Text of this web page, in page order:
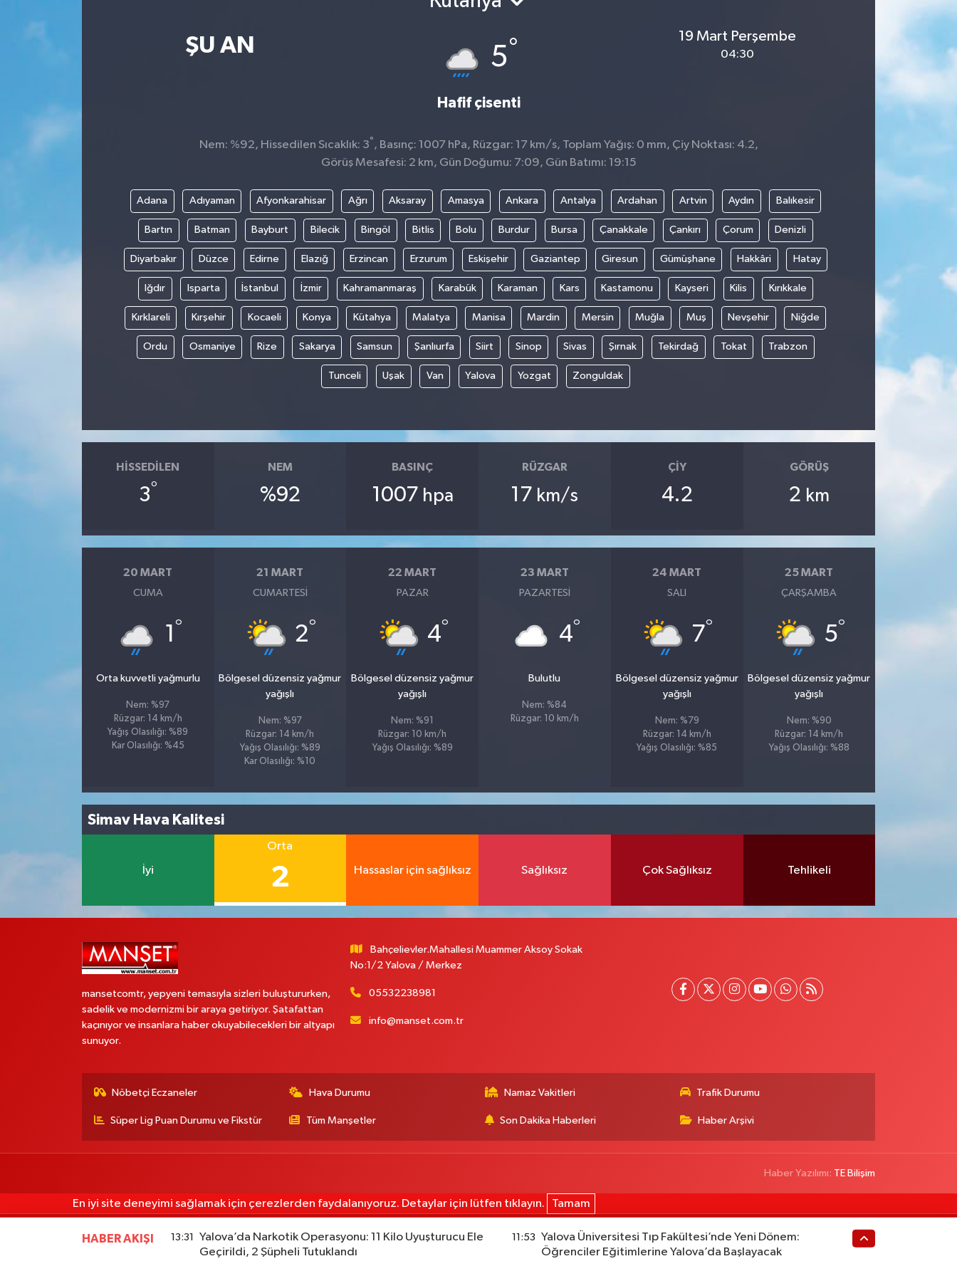
ŞU AN 5°
Hafif çisenti
19 Mart Perşembe
04:30
Nem: %92, Hissedilen Sıcaklık: 3° , Basınç: 1007 hPa, Rüzgar: 17 km/s, Toplam Yağış: 0 mm, Çiy Noktası: 4.2,
Görüş Mesafesi: 2 km, Gün Doğumu: 7:09, Gün Batımı: 19:15
Adana Adıyaman Afyonkarahisar Ağrı Aksaray Amasya Ankara Antalya Ardahan Artvin Aydın Balıkesir
Bartın Batman Bayburt Bilecik Bingöl Bitlis Bolu Burdur Bursa Çanakkale Çankırı Çorum Denizli
Diyarbakır Düzce Edirne Elazığ Erzincan Erzurum Eskişehir Gaziantep Giresun Gümüşhane Hakkâri Hatay
Iğdır Isparta İstanbul İzmir Kahramanmaraş Karabük Karaman Kars Kastamonu Kayseri Kilis Kırıkkale
Kırklareli Kırşehir Kocaeli Konya Kütahya Malatya Manisa Mardin Mersin Muğla Muş Nevşehir Niğde
Ordu Osmaniye Rize Sakarya Samsun Şanlıurfa Siirt Sinop Sivas Şırnak Tekirdağ Tokat Trabzon
Tunceli Uşak Van Yalova Yozgat Zonguldak
HISSEDILEN
3°
NEM
%92
BASINÇ
1007 hpa
RÜZGAR
17 km/s
ÇIY
4.2
GÖRÜŞ
2 km
20 MART
CUMA
1 °
Orta kuvvetli yağmurlu
Nem: %97
Rüzgar: 14 km/h
Yağış Olasılığı: %89
Kar Olasılığı: %45
21 MART
CUMARTESI
2°
Bölgesel düzensiz yağmur
yağışlı
Nem: %97
Rüzgar: 14 km/h
Yağış Olasılığı: %89
Kar Olasılığı: %10
22 MART
PAZAR
4°
Bölgesel düzensiz yağmur
yağışlı
Nem: %91
Rüzgar: 10 km/h
Yağış Olasılığı: %89
23 MART
PAZARTESI
4°
Bulutlu
Nem: %84
Rüzgar: 10 km/h
24 MART
SALI
7°
Bölgesel düzensiz yağmur
yağışlı
Nem: %79
Rüzgar: 14 km/h
Yağış Olasılığı: %85
25 MART
ÇARŞAMBA
5°
Bölgesel düzensiz yağmur
yağışlı
Nem: %90
Rüzgar: 14 km/h
Yağış Olasılığı: %88
Simav Hava Kalitesi
İyi
Orta
2 Hassaslar için sağlıksız Sağlıksız Çok Sağlıksız Tehlikeli
mansetcomtr, yepyeni temasıyla sizleri buluştururken,
sadelik ve modernizmi bir araya getiriyor. Şatafattan
kaçınıyor ve insanlara haber okuyabilecekleri bir altyapı
sunuyor.
Bahçelievler.Mahallesi Muammer Aksoy Sokak
No:1/2 Yalova / Merkez
05532238981
info@manset.com.tr
Nöbetçi Eczaneler Hava Durumu Namaz Vakitleri Trafik Durumu
Süper Lig Puan Durumu ve Fikstür Tüm Manşetler Son Dakika Haberleri Haber Arşivi
Haber Yazılımı: TE Bilişim
En iyi site deneyimi sağlamak için çerezlerden faydalanıyoruz. Detaylar için lütfen tıklayın. Tamam
HABER AKIŞI 13:31
Yalova’da Narkotik Operasyonu: 11 Kilo Uyuşturucu Ele
Geçirildi, 2 Şüpheli Tutuklandı
11:53
Yalova Üniversitesi Tıp Fakültesi’nde Yeni Dönem:
Öğrenciler Eğitimlerine Yalova’da Başlayacak
Yaşam